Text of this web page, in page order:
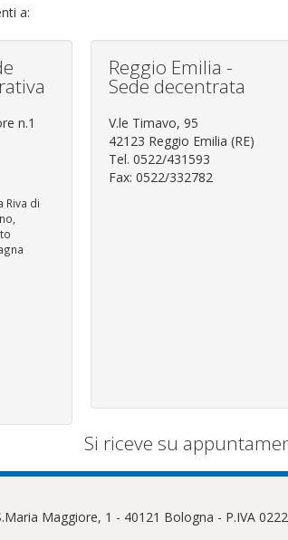
a:
n.1
Riva di
Reggio Emilia -
Sede decentrata
V.le Timavo, 95
42123 Reggio Emilia (RE)
Tel. 0522/431593
Fax: 0522/332782
Si riceve su
Maggiore, 1 - 40121 Bologna - P.IVA